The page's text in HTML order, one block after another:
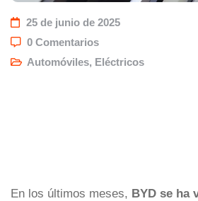
25 de junio de 2025
0 Comentarios
Automóviles, Eléctricos
En los últimos meses, BYD se ha